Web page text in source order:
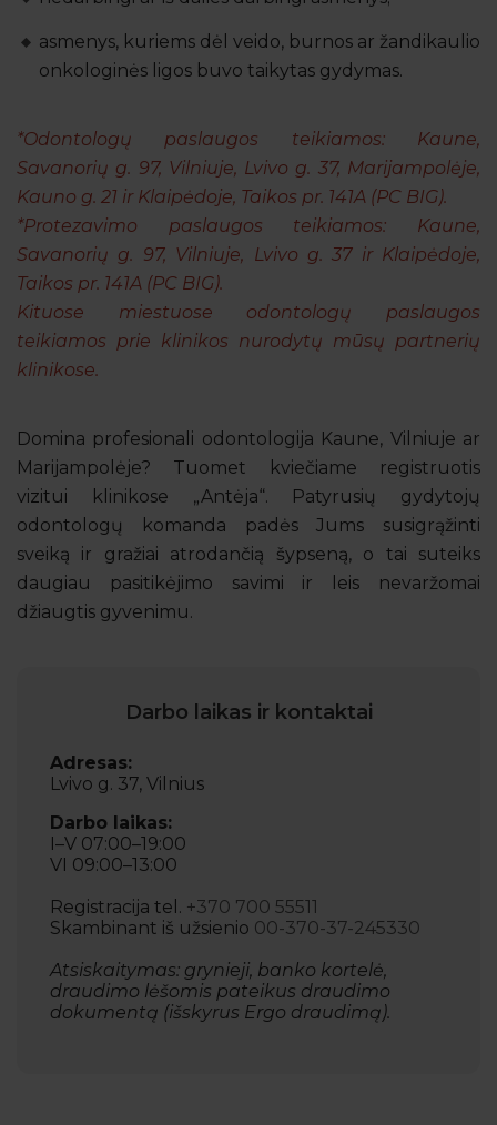
asmenys, kuriems dėl veido, burnos ar žandikaulio
onkologinės ligos buvo taikytas gydymas.
*Odontologų paslaugos teikiamos: Kaune,
Savanorių g. 97, Vilniuje, Lvivo g. 37, Marijampolėje,
Kauno g. 21 ir Klaipėdoje, Taikos pr. 141A (PC BIG).
*Protezavimo paslaugos teikiamos: Kaune,
Savanorių g. 97, Vilniuje, Lvivo g. 37 ir Klaipėdoje,
Taikos pr. 141A (PC BIG).
Kituose miestuose odontologų paslaugos
teikiamos prie klinikos nurodytų mūsų partnerių
klinikose.
Domina profesionali odontologija Kaune, Vilniuje ar
Marijampolėje? Tuomet kviečiame registruotis
vizitui klinikose „Antėja“. Patyrusių gydytojų
odontologų komanda padės Jums susigrąžinti
sveiką ir gražiai atrodančią šypseną, o tai suteiks
daugiau pasitikėjimo savimi ir leis nevaržomai
džiaugtis gyvenimu.
Darbo laikas ir kontaktai
Adresas:
Lvivo g. 37, Vilnius
Darbo laikas:
I–V 07:00–19:00
VI 09:00–13:00
Registracija tel. +370 700 55511
Skambinant iš užsienio 00-370-37-245330
Atsiskaitymas: grynieji, banko kortelė,
draudimo lėšomis pateikus draudimo
dokumentą (išskyrus Ergo draudimą).